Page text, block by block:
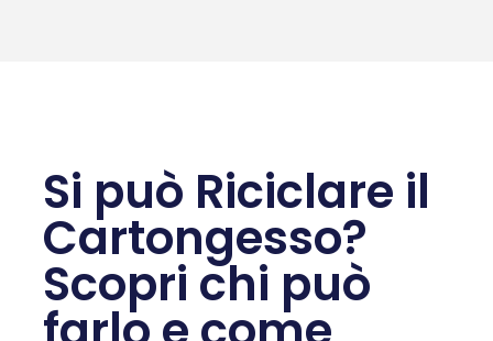
Si può Riciclare il
Cartongesso?
Scopri chi può